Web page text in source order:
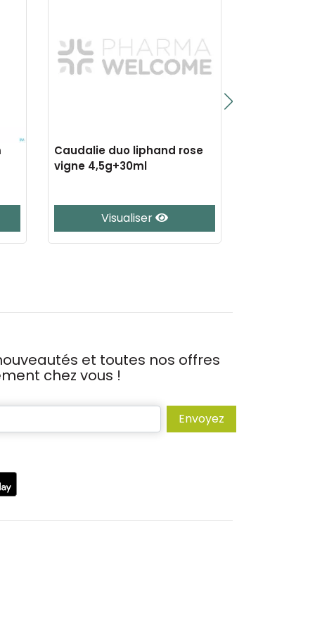
Caudalie duo liphand rose
vigne 4,5g+30ml
Visualiser
et toutes nos offres
chez vous !
Envoyez